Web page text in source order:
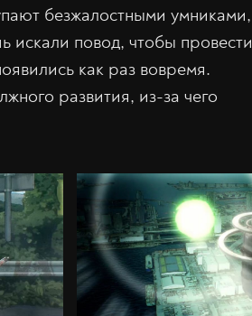
безжалостными умниками,
повод, чтобы провести
как раз вовремя.
развития, из-за чего